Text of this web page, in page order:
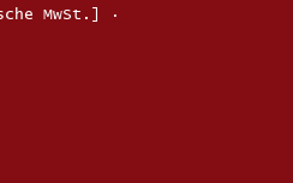
MwSt.] ·